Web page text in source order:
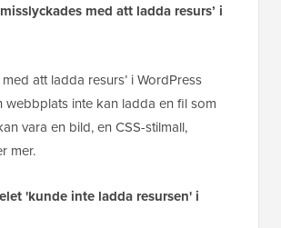
med att ladda resurs’ i
att ladda resurs’ i WordPress
webbplats inte kan ladda en fil som
vara en bild, en CSS-stilmall,
mer.
'kunde inte ladda resursen' i